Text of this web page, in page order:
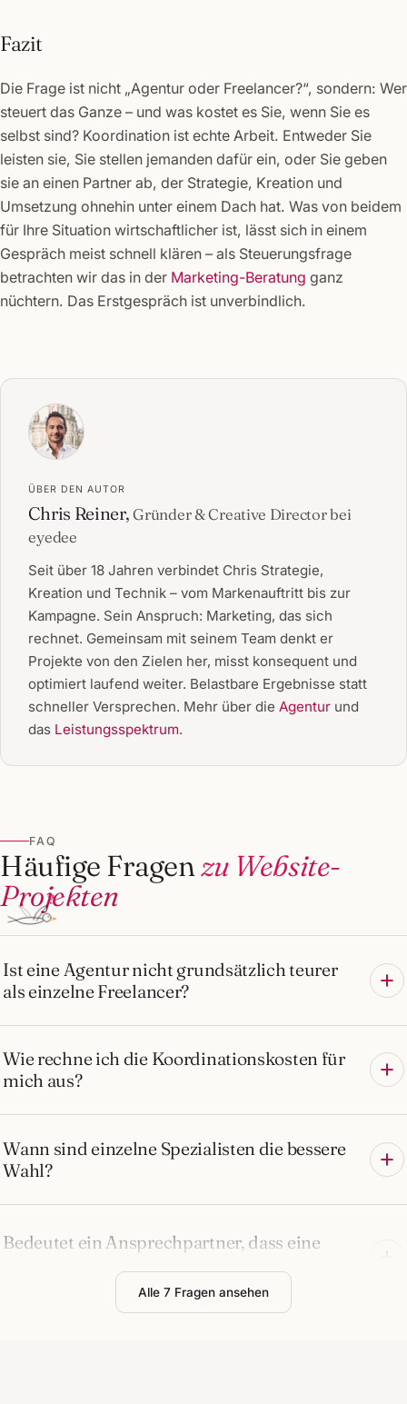
Fazit
Die Frage ist nicht „Agentur oder Freelancer?“, sondern: Wer
steuert das Ganze – und was kostet es Sie, wenn Sie es
selbst sind? Koordination ist echte Arbeit. Entweder Sie
leisten sie, Sie stellen jemanden dafür ein, oder Sie geben
sie an einen Partner ab, der Strategie, Kreation und
Umsetzung ohnehin unter einem Dach hat. Was von beidem
für Ihre Situation wirtschaftlicher ist, lässt sich in einem
Gespräch meist schnell klären – als Steuerungsfrage
betrachten wir das in der Marketing-Beratung ganz
nüchtern. Das Erstgespräch ist unverbindlich.
ÜBER DEN AUTOR
Chris Reiner, Gründer & Creative Director bei
eyedee
Seit über 18 Jahren verbindet Chris Strategie,
Kreation und Technik – vom Markenauftritt bis zur
Kampagne. Sein Anspruch: Marketing, das sich
rechnet. Gemeinsam mit seinem Team denkt er
Projekte von den Zielen her, misst konsequent und
optimiert laufend weiter. Belastbare Ergebnisse statt
schneller Versprechen. Mehr über dieAgentur und
das Leistungsspektrum.
FAQ
Häufige Fragenzu Website-
Projekten
?
Ist eine Agentur nicht grundsätzlich teurer
als einzelne Freelancer?
Wie rechne ich die Koordinationskosten für
mich aus?
Wann sind einzelne Spezialisten die bessere
Wahl?
Bedeutet ein Ansprechpartner, dass eine
Person alles macht?
Alle 7 Fragen ansehen